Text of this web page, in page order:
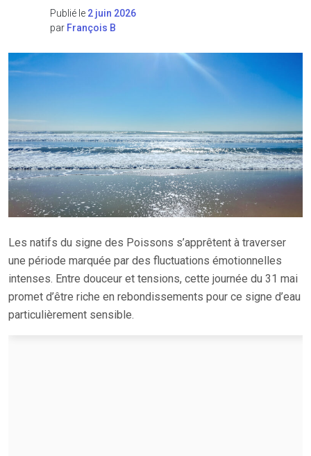
Publié le 2 juin 2026
par François B
Les natifs du signe des Poissons s’apprêtent à traverser
une période marquée par des fluctuations émotionnelles
intenses. Entre douceur et tensions, cette journée du 31 mai
promet d’être riche en rebondissements pour ce signe d’eau
particulièrement sensible.